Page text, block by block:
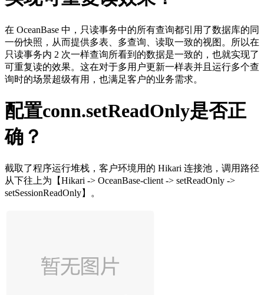
在 OceanBase 中，只读事务中的所有查询都引用了数据库的同
一份快照，从而提供多表、多查询、读取一致的视图。所以在
只读事务内 2 次一样查询所看到的数据是一致的，也就实现了
可重复读的效果。这在对于多用户更新一样表并且运行多个查
询时的场景超级有用，也满足客户的业务需求。
配置conn.setReadOnly是否正
确？
截取了程序运行堆栈，客户环境用的 Hikari 连接池，调用路径
从下往上为【Hikari -> OceanBase-client -> setReadOnly ->
setSessionReadOnly】。